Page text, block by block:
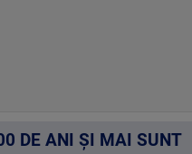
DE ANI ȘI MAI SUNT